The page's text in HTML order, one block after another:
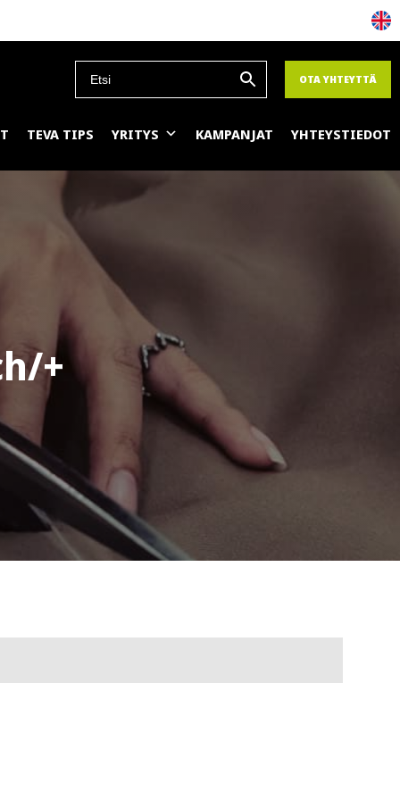
OTA YHTEYTTÄ
TEVA TIPS YRITYS KAMPANJAT YHTEYSTIEDOT
+